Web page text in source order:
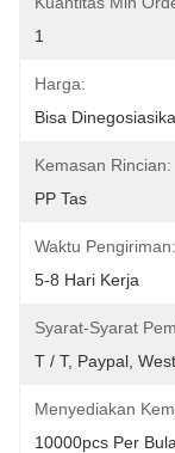
1
Harga:
Bisa
Kemasan Rincian:
PP Tas
Waktu Pengiriman:
5-8 Hari Kerja
Syarat-Syarat
T / T, Paypal,
Menyediakan
10000pcs Per